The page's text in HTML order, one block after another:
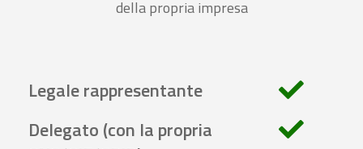
della propria impresa
Legale rappresentante
Delegato (con la propria